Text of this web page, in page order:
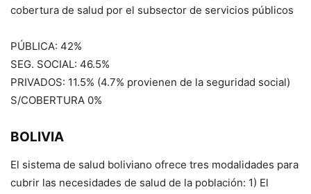
cobertura de salud por el subsector de servicios públicos
PÚBLICA: 42%
SEG. SOCIAL: 46.5%
PRIVADOS: 11.5% (4.7% provienen de la seguridad social)
S/COBERTURA 0%
BOLIVIA
El sistema de salud boliviano ofrece tres modalidades para
cubrir las necesidades de salud de la población: 1) El